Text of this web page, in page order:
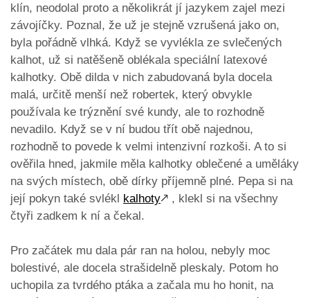
klín, neodolal proto a několikrát jí jazykem zajel mezi
závojíčky. Poznal, že už je stejně vzrušená jako on,
byla pořádně vlhká. Když se vyvlékla ze svlečených
kalhot, už si natěšeně oblékala speciální latexové
kalhotky. Obě dilda v nich zabudovaná byla docela
malá, určitě menší než robertek, který obvykle
používala ke trýznění své kundy, ale to rozhodně
nevadilo. Když se v ní budou třít obě najednou,
rozhodně to povede k velmi intenzivní rozkoši. A to si
ověřila hned, jakmile měla kalhotky oblečené a uměláky
na svých místech, obě dírky příjemně plné. Pepa si na
její pokyn také svlékl kalhoty🡕 , klekl si na všechny
čtyři zadkem k ní a čekal.
Pro začátek mu dala pár ran na holou, nebyly moc
bolestivé, ale docela strašidelně pleskaly. Potom ho
uchopila za tvrdého ptáka a začala mu ho honit, na